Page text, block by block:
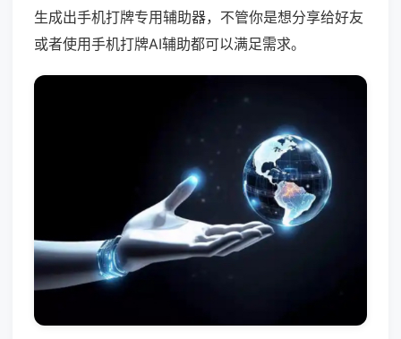
生成出手机打牌专用辅助器，不管你是想分享给好友
或者使用手机打牌AI辅助都可以满足需求。